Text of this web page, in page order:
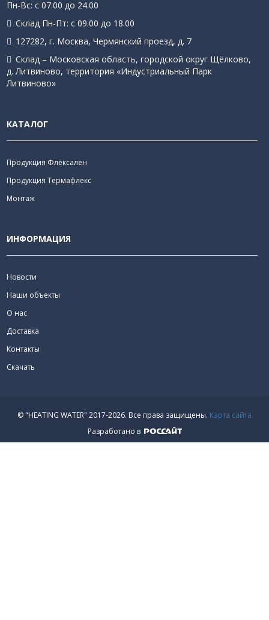
Пн-Вс: с 07.00 до 24.00
Склад Пн-Пт: с 09.00 до 18.00
127282, г. Москва, Чермянский проезд, д. 7
Склад – Московская область, городской округ Щёлково,
д. Литвиново, территория «Индустриальный Парк
Литвиново»
КАТАЛОГ
Продукция Флексален
Продукция Термафлекс
Монтаж
ИНФОРМАЦИЯ
Новости
Наши объекты
О нас
Доставка
Контакты
Скачать
© "HEATING WATER" 2017-2026. Все права защищены. Карта сайта
Разработано в